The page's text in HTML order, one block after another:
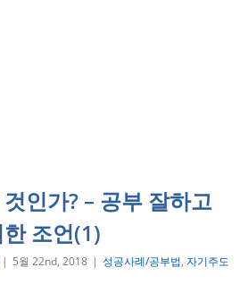
인가? – 공부 잘하고
조언(1)
| 5월 22nd, 2018 | 성공사례/공부법, 자기주도